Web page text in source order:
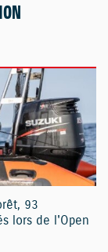
93
lors de l'Open